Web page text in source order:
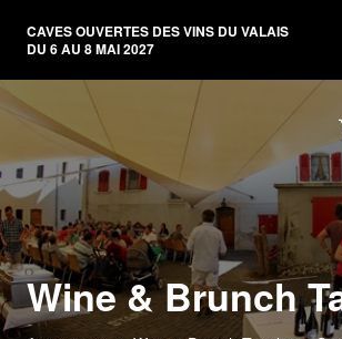
CAVES OUVERTES DES VINS DU VALAIS
DU 6 AU 8 MAI 2027
Wine & Brunch